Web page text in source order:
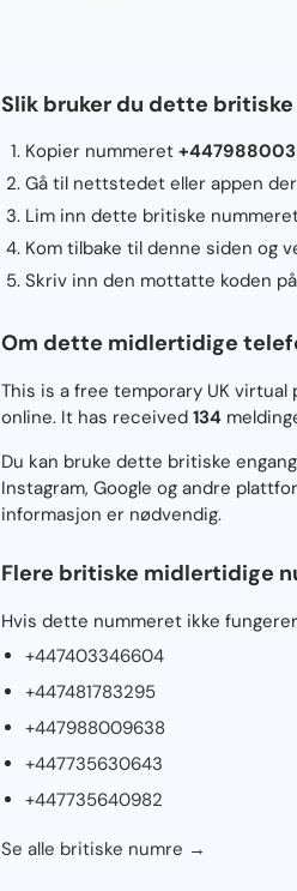
Slik bruker du dette
Kopier nummeret
Gå til nettstedet eller appen
Lim inn dette britiske
Kom tilbake til denne siden og
Skriv inn den mottatte koden
Om dette midlertidige
This is a free temporary UK virtual
online. It has received 134
Du kan bruke dette britiske
Instagram, Google og andre
informasjon er nødvendig.
Flere britiske midlertidige
Hvis dette nummeret ikke
+447403346604
+447481783295
+447988009638
+447735630643
+447735640982
Se alle britiske numre →